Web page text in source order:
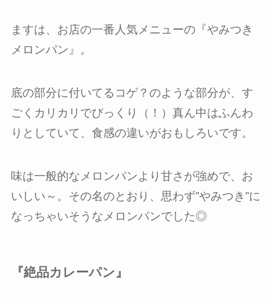
ますは、お店の一番人気メニューの『やみつき
メロンパン』。
底の部分に付いてるコゲ？のような部分が、す
ごくカリカリでびっくり（！）真ん中はふんわ
りとしていて、食感の違いがおもしろいです。
味は一般的なメロンパンより甘さが強めで、お
いしい～。その名のとおり、思わず”やみつき”に
なっちゃいそうなメロンパンでした◎
『絶品カレーパン』